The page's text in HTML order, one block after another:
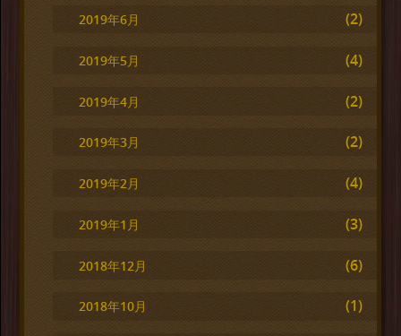
2019年6月 (2)
2019年5月 (4)
2019年4月 (2)
2019年3月 (2)
2019年2月 (4)
2019年1月 (3)
2018年12月 (6)
2018年10月 (1)